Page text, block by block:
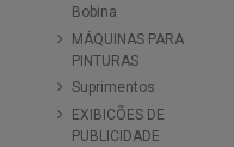
Bobina
MÁQUINAS PARA
PINTURAS
Suprimentos
EXIBICÕES DE
PUBLICIDADE